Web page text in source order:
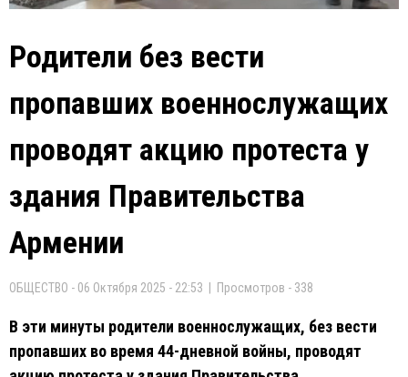
Родители без вести
пропавших военнослужащих
проводят акцию протеста у
здания Правительства
Армении
ОБЩЕСТВО - 06 Октября 2025 - 22:53 | Просмотров - 338
В эти минуты родители военнослужащих, без вести
пропавших во время 44-дневной войны, проводят